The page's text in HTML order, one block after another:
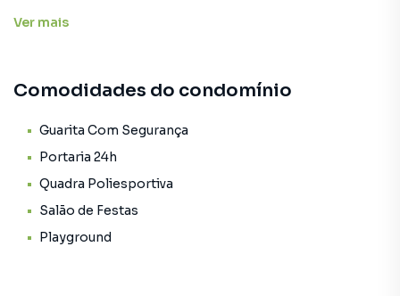
Terreno para Venda em região valorizada do bairro Ponta
Ver mais
Comodidades do condomínio
Guarita Com Segurança
Portaria 24h
Quadra Poliesportiva
Salão de Festas
Playground